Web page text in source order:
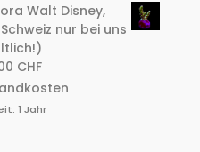
Walt Disney,
Schweiz nur bei uns
CHF
1 Jahr